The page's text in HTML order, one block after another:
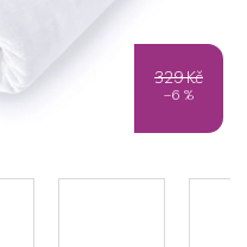
329 Kč
–6 %